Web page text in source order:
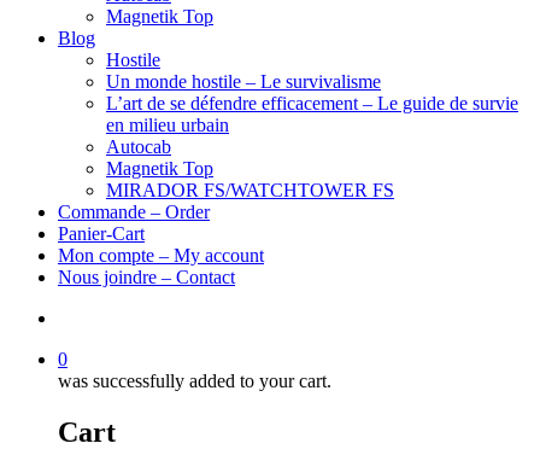
Magnetik Top
Blog
Hostile
Un monde hostile – Le survivalisme
L’art de se défendre efficacement – Le guide de survie
en milieu urbain
Autocab
Magnetik Top
MIRADOR FS/WATCHTOWER FS
Commande – Order
Panier-Cart
Mon compte – My account
Nous joindre – Contact
0
was successfully added to your cart.
Cart